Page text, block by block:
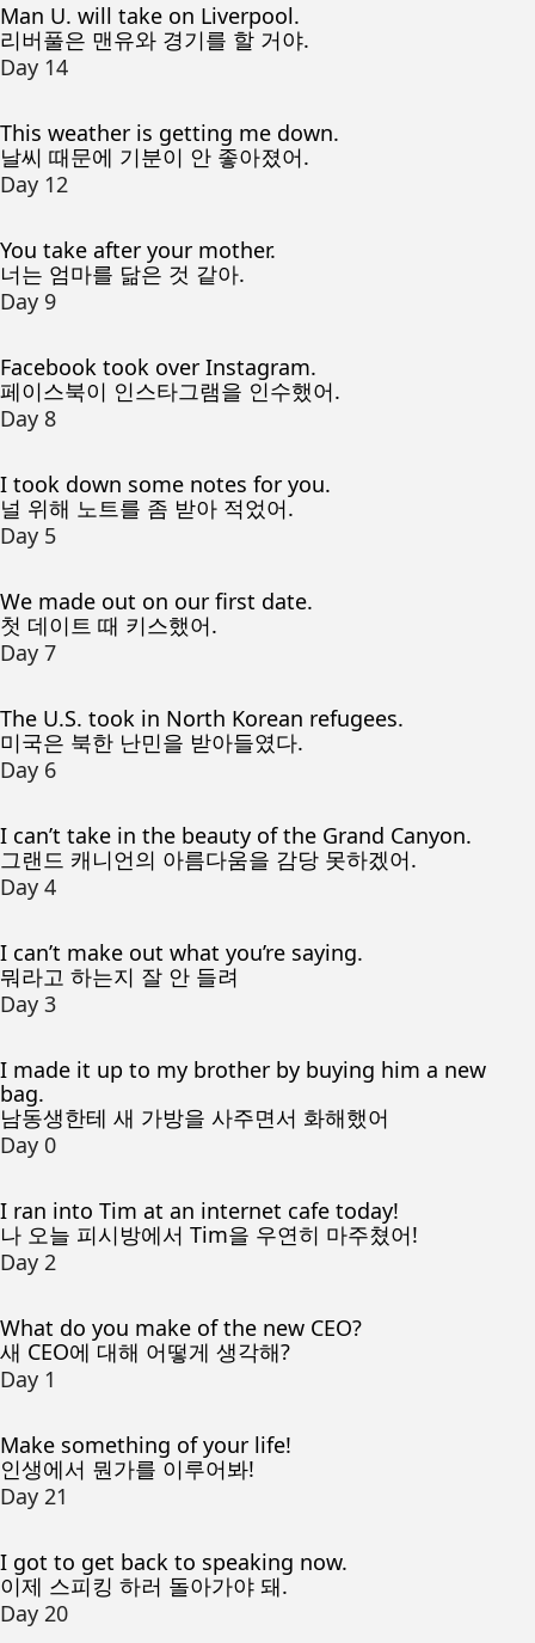
Man U. will take on Liverpool.
리버풀은 맨유와 경기를 할 거야.
Day 14
This weather is getting me down.
날씨 때문에 기분이 안 좋아졌어.
Day 12
You take after your mother.
너는 엄마를 닮은 것 같아.
Day 9
Facebook took over Instagram.
페이스북이 인스타그램을 인수했어.
Day 8
I took down some notes for you.
널 위해 노트를 좀 받아 적었어.
Day 5
We made out on our first date.
첫 데이트 때 키스했어.
Day 7
The U.S. took in North Korean refugees.
미국은 북한 난민을 받아들였다.
Day 6
I can’t take in the beauty of the Grand Canyon.
그랜드 캐니언의 아름다움을 감당 못하겠어.
Day 4
I can’t make out what you’re saying.
뭐라고 하는지 잘 안 들려
Day 3
I made it up to my brother by buying him a new
bag.
남동생한테 새 가방을 사주면서 화해했어
Day 0
I ran into Tim at an internet cafe today!
나 오늘 피시방에서 Tim을 우연히 마주쳤어!
Day 2
What do you make of the new CEO?
새 CEO에 대해 어떻게 생각해?
Day 1
Make something of your life!
인생에서 뭔가를 이루어봐!
Day 21
I got to get back to speaking now.
이제 스피킹 하러 돌아가야 돼.
Day 20